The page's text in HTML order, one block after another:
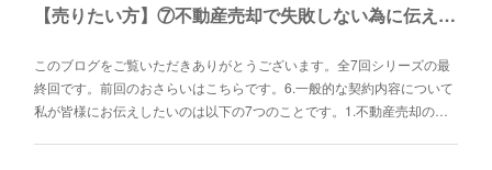
【売りたい方】⑦不動産売却で失敗しない為に伝えたい7つこと
このブログをご覧いただきありがとうございます。全7回シリーズの最
終回です。前回のおさらいはこちらです。6.一般的な契約内容について
私が皆様にお伝えしたいのは以下の7つのことです。1.不動産売却の…